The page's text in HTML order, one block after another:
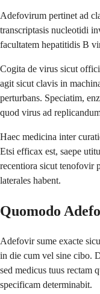
Adefovirum pertinet ad
transcriptasis nucleotidi
facultatem hepatitidis B
Cogita de virus sicut
agit sicut clavis in
perturbans. Speciatim,
quod virus ad
Haec medicina inter
Etsi efficax est, saepe
recentiora sicut tenofovir
laterales habent.
Quomodo
Adefovir sume exacte
in die cum vel sine cibo.
sed medicus tuus rectam
specificam determinabit.